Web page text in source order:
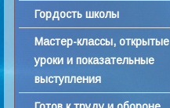
Гордость школы
Мастер-классы, открытые
уроки и показательные
выступления